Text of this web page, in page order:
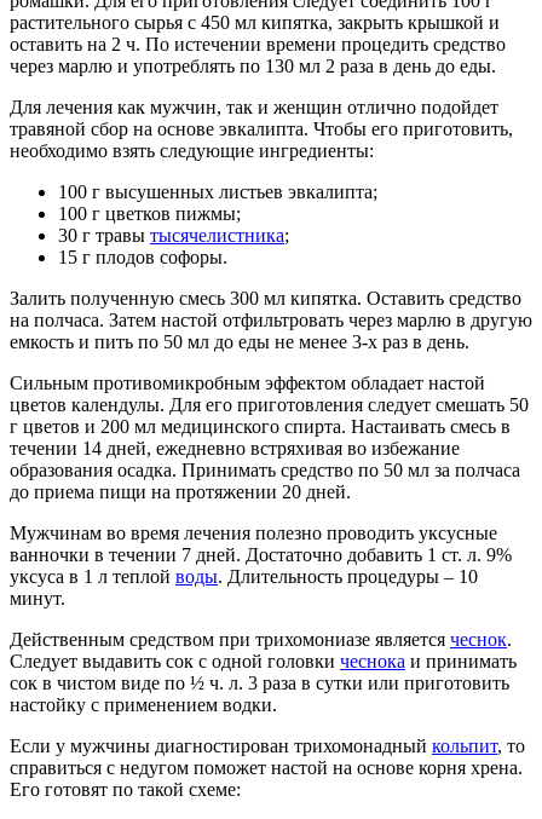
растительного сырья с 450 мл кипятка, закрыть крышкой и
оставить на 2 ч. По истечении времени процедить средство
через марлю и употреблять по 130 мл 2 раза в день до еды.
Для лечения как мужчин, так и женщин отлично подойдет
травяной сбор на основе эвкалипта. Чтобы его приготовить,
необходимо взять следующие ингредиенты:
100 г высушенных листьев эвкалипта;
100 г цветков пижмы;
30 г травы тысячелистника;
15 г плодов софоры.
Залить полученную смесь 300 мл кипятка. Оставить средство
на полчаса. Затем настой отфильтровать через марлю в другую
емкость и пить по 50 мл до еды не менее 3-х раз в день.
Сильным противомикробным эффектом обладает настой
цветов календулы. Для его приготовления следует смешать 50
г цветов и 200 мл медицинского спирта. Настаивать смесь в
течении 14 дней, ежедневно встряхивая во избежание
образования осадка. Принимать средство по 50 мл за полчаса
до приема пищи на протяжении 20 дней.
Мужчинам во время лечения полезно проводить уксусные
ванночки в течении 7 дней. Достаточно добавить 1 ст. л. 9%
уксуса в 1 л теплой воды. Длительность процедуры – 10
минут.
Действенным средством при трихомониазе является чеснок.
Следует выдавить сок с одной головки чеснока и принимать
сок в чистом виде по ½ ч. л. 3 раза в сутки или приготовить
настойку с применением водки.
Если у мужчины диагностирован трихомонадный кольпит, то
справиться с недугом поможет настой на основе корня хрена.
Его готовят по такой схеме: